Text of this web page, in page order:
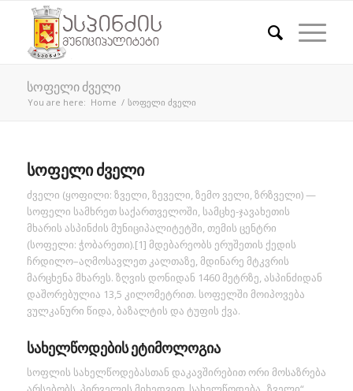
სოფელი ძველი
You are here: Home / სოფელი ძველი
სოფელი ძველი
ძველი (ყოფილი: ზველი, ზეველი, ზემო ველი, ზრზველი) —
სოფელი სამხრეთ საქართველოში, სამცხე-ჯავახეთის
მხარის ასპინძის მუნიციპალიტეტში, თემის ცენტრი
(სოფელი: ჭობარეთი).[1] მდებარეობს ერუშეთის ქედის
ჩრდილო–აღმოსავლეთ კალთაზე, მდინარე მტკვრის
მარცხენა მხარეს. ზღვის დონიდან 1460 მეტრზე, ასპინძიდან
დაშორებულია 13,5 კილომეტრით. სოფელში მოიპოვება
ვულკანური წიდა, ბაზალტის და ტუფის ქვა.
სახელწოდების ეტიმოლოგია
სოფლის სახელწოდებასთან დაკავშირებით ორი მოსაზრება